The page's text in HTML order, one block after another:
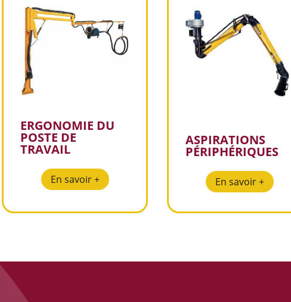
ERGONOMIE DU
POSTE DE
TRAVAIL
En savoir +
ASPIRATIONS
PÉRIPHÉRIQUES
En savoir +